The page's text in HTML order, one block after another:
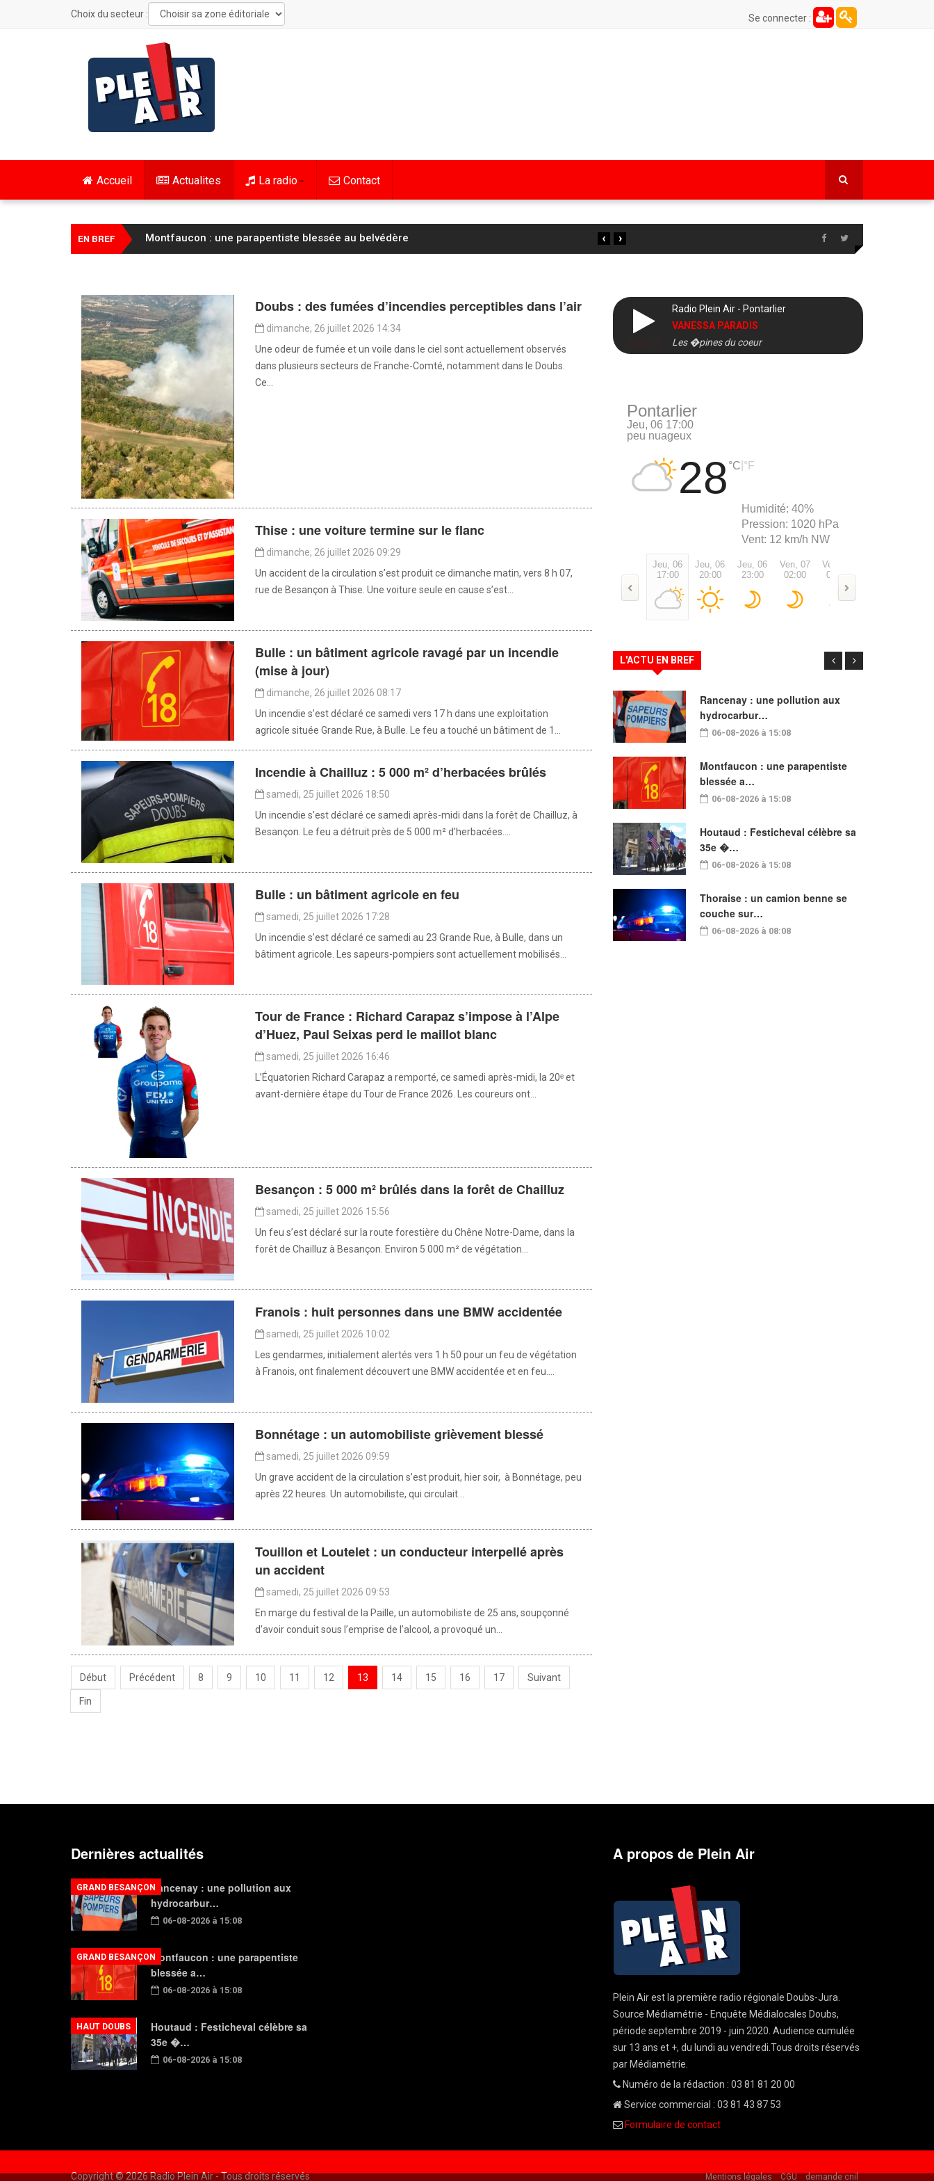
Choix du secteur : Se connecter :
Accueil Actualites La radio Contact
EN BREF Montfaucon : une parapentiste blessée au belvédère ›
‹
Doubs : des fumées d’incendies perceptibles dans l’air
dimanche, 26 juillet 2026 14:34
Une odeur de fumée et un voile dans le ciel sont actuellement observés
dans plusieurs secteurs de Franche-Comté, notamment dans le Doubs.
Ce...
Thise : une voiture termine sur le flanc
dimanche, 26 juillet 2026 09:29
Un accident de la circulation s’est produit ce dimanche matin, vers 8 h 07,
rue de Besançon à Thise. Une voiture seule en cause s’est...
Bulle : un bâtiment agricole ravagé par un incendie
(mise à jour)
dimanche, 26 juillet 2026 08:17
Un incendie s’est déclaré ce samedi vers 17 h dans une exploitation
agricole située Grande Rue, à Bulle. Le feu a touché un bâtiment de 1...
Incendie à Chailluz : 5 000 m² d’herbacées brûlés
samedi, 25 juillet 2026 18:50
Un incendie s’est déclaré ce samedi après-midi dans la forêt de Chailluz, à
Besançon. Le feu a détruit près de 5 000 m² d’herbacées....
Bulle : un bâtiment agricole en feu
samedi, 25 juillet 2026 17:28
Un incendie s’est déclaré ce samedi au 23 Grande Rue, à Bulle, dans un
bâtiment agricole. Les sapeurs-pompiers sont actuellement mobilisés...
Tour de France : Richard Carapaz s’impose à l’Alpe
d’Huez, Paul Seixas perd le maillot blanc
samedi, 25 juillet 2026 16:46
L’Équatorien Richard Carapaz a remporté, ce samedi après-midi, la 20ᵉ et
avant-dernière étape du Tour de France 2026. Les coureurs ont...
Besançon : 5 000 m² brûlés dans la forêt de Chailluz
samedi, 25 juillet 2026 15:56
Un feu s’est déclaré sur la route forestière du Chêne Notre-Dame, dans la
forêt de Chailluz à Besançon. Environ 5 000 m² de végétation...
Franois : huit personnes dans une BMW accidentée
samedi, 25 juillet 2026 10:02
Les gendarmes, initialement alertés vers 1 h 50 pour un feu de végétation
à Franois, ont finalement découvert une BMW accidentée et en feu....
Bonnétage : un automobiliste grièvement blessé
samedi, 25 juillet 2026 09:59
Un grave accident de la circulation s’est produit, hier soir, à Bonnétage, peu
après 22 heures. Un automobiliste, qui circulait...
Touillon et Loutelet : un conducteur interpellé après
un accident
samedi, 25 juillet 2026 09:53
En marge du festival de la Paille, un automobiliste de 25 ans, soupçonné
d’avoir conduit sous l’emprise de l’alcool, a provoqué un...
Début Précédent 8 9 10 11 12 13 14 15 16 17 Suivant
Fin
Radio Plein Air - Pontarlier
VANESSA PARADIS
Les �pines du coeur
Pontarlier
Jeu, 06 17:00
peu nuageux
28 °C °F
Humidité: 40%
Pression: 1020 hPa
Vent: 12 km/h NW
Jeu, 06
17:00
Jeu, 06
20:00
Jeu, 06
23:00
Ven, 07
02:00
Ven, 07
05:00
L'ACTU EN BREF
Rancenay : une pollution aux
hydrocarbur…
06-08-2026 à 15:08
Montfaucon : une parapentiste
blessée a…
06-08-2026 à 15:08
Houtaud : Festicheval célèbre sa
35e �…
06-08-2026 à 15:08
Thoraise : un camion benne se
couche sur…
06-08-2026 à 08:08
Dernières actualités
Rancenay : une pollution aux
hydrocarbur…
06-08-2026 à 15:08
GRAND BESANÇON
Montfaucon : une parapentiste
blessée a…
06-08-2026 à 15:08
GRAND BESANÇON
Houtaud : Festicheval célèbre sa
35e �…
06-08-2026 à 15:08
HAUT DOUBS
A propos de Plein Air
Plein Air est la première radio régionale Doubs-Jura.
Source Médiamétrie - Enquête Médialocales Doubs,
période septembre 2019 - juin 2020. Audience cumulée
sur 13 ans et +, du lundi au vendredi.Tous droits réservés
par Médiamétrie.
Numéro de la rédaction : 03 81 81 20 00
Service commercial : 03 81 43 87 53
Formulaire de contact
Copyright © 2026 Radio Plein Air - Tous droits réservés Mentions légales CGU demande cnil